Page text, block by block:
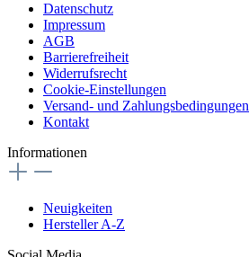
Datenschutz
Impressum
AGB
Barrierefreiheit
Widerrufsrecht
Cookie-Einstellungen
Versand- und Zahlungsbedingungen
Kontakt
Informationen
Neuigkeiten
Hersteller A-Z